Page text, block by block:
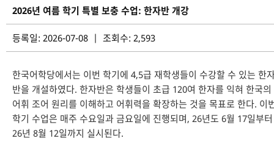
2026년 여름 학기 특별 보충 수업: 한자반 개강
등록일: 2026-07-08 | 조회수: 2,593
한국어학당에서는 이번 학기에 4,5급 재학생들이 수강할 수 있는 한
반을 개설하였다. 한자반은 학생들이 초급 120여 한자를 익혀 한국의
어휘 조어 원리를 이해하고 어휘력을 확장하는 것을 목표로 한다. 이
학기 수업은 매주 수요일과 금요일에 진행되며, 26년도 6월 17일부터
26년 8월 12일까지 실시된다.